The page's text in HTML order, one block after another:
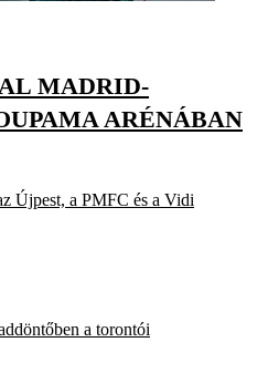
MADRID-
ARÉNÁBAN
Újpest, a PMFC és a Vidi
a torontói